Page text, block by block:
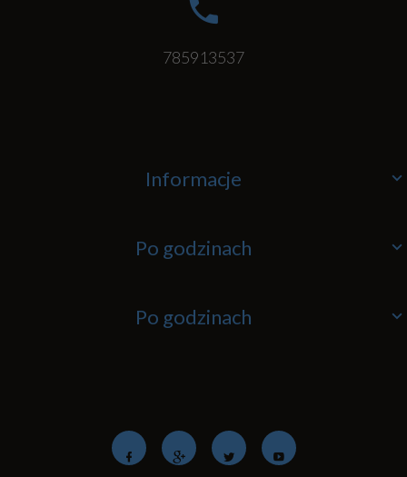
785913537
Informacje
Po godzinach
Po godzinach